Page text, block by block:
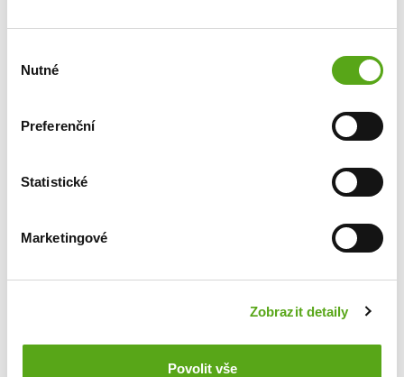
souhlasu
Nutné
Preferenční
Statistické
Marketingové
Zobrazit detaily
Povolit vše
5 týdnů dovolené a 3 sick days/rok
poskytnutí služebního bytu
příspěvek na úhradu členství v ČLnK / ČKFA
vybraných automobilek
zvýhodněné volání pro rodinu a blízké od T-
Tankarta Benefit – tankování za zvýhodněné
(Alza.cz, UniCredit Bank, vstupenky do
zahraničních hotelech apod.)